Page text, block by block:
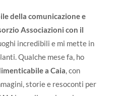
della comunicazione e
Associazioni con il
incredibili e mi mette in
Qualche mese fa, ho
a Caia, con
storie e resoconti per